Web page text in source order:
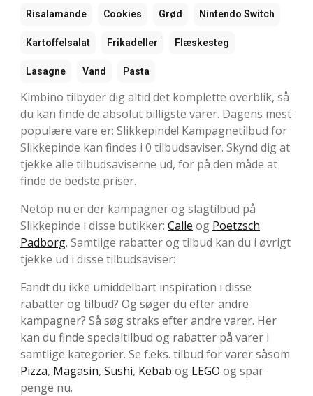
Risalamande Cookies Grød Nintendo Switch
Kartoffelsalat Frikadeller Flæskesteg
Lasagne Vand Pasta
Kimbino tilbyder dig altid det komplette overblik, så
du kan finde de absolut billigste varer. Dagens mest
populære vare er: Slikkepinde! Kampagnetilbud for
Slikkepinde kan findes i 0 tilbudsaviser. Skynd dig at
tjekke alle tilbudsaviserne ud, for på den måde at
finde de bedste priser.
Netop nu er der kampagner og slagtilbud på
Slikkepinde i disse butikker: Calle og Poetzsch
Padborg. Samtlige rabatter og tilbud kan du i øvrigt
tjekke ud i disse tilbudsaviser:
Fandt du ikke umiddelbart inspiration i disse
rabatter og tilbud? Og søger du efter andre
kampagner? Så søg straks efter andre varer. Her
kan du finde specialtilbud og rabatter på varer i
samtlige kategorier. Se f.eks. tilbud for varer såsom
Pizza, Magasin, Sushi, Kebab og LEGO og spar
penge nu.